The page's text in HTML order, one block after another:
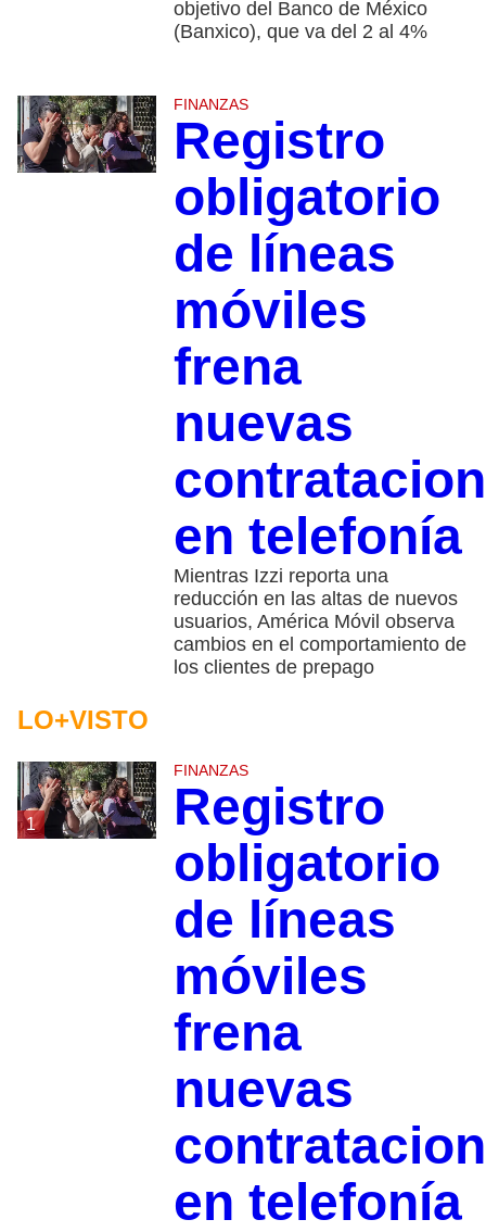
objetivo del Banco de México
(Banxico), que va del 2 al 4%
FINANZAS
Registro
obligatorio
de líneas
móviles
frena
nuevas
en telefonía
Mientras Izzi reporta una
reducción en las altas de nuevos
usuarios, América Móvil observa
cambios en el comportamiento de
los clientes de prepago
LO+VISTO
1
FINANZAS
Registro
obligatorio
de líneas
móviles
frena
nuevas
en telefonía